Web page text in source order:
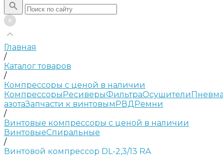
Главная
/
Каталог товаров
/
Компрессоры с ценой в наличии
КомпрессорыРесиверыФильтраОсушители
азотаЗапчасти к винтовымРВДРемни
/
Винтовые компрессоры с ценой в наличии
ВинтовыеСпиральные
/
Винтовой компрессор DL-2,3/13 RA